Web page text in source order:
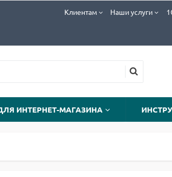
Клиентам Наши услуги
ИНТЕРНЕТ-МАГАЗИНА